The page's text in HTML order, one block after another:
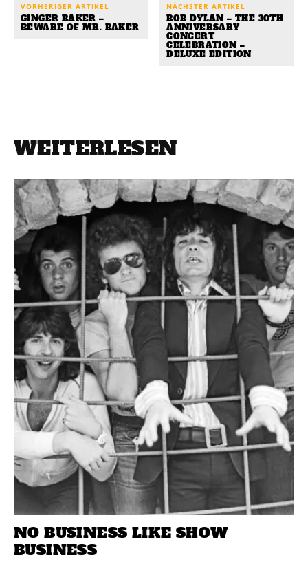
VORHERIGER ARTIKEL
GINGER BAKER –
BEWARE OF MR. BAKER
NÄCHSTER ARTIKEL
BOB DYLAN – THE 30TH
ANNIVERSARY
CONCERT
CELEBRATION –
DELUXE EDITION
WEITERLESEN
NO BUSINESS LIKE SHOW
BUSINESS